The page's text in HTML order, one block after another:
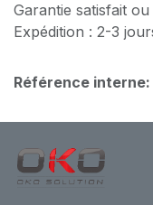
Garantie satisfait
Expédition : 2-3
Référence interne: